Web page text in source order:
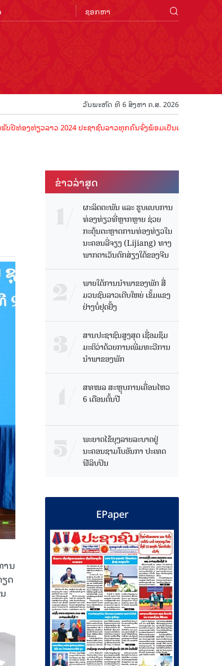
ວັນພະຫັດ ທີ 6 ສິງຫາ ຄ.ສ. 2026
ຽວລາວ 2024 ປະຊາຊົນລາວທຸກຄົນຈົ່ງພ້ອມເປັນເຈົ້າພາບທີ່ດີ ຕ້ອນຮັບນັ
ານ
ດ
ຂ່າວ​ລ່າ​ສຸດ
ຜະລິດຕະພັນ ແລະ ຮູບແບບການ
ທ່ອງທ່ຽວທີ່ຫຼາກຫຼາຍ ຊ່ວຍ
ກະຕຸ້ນຕະຫຼາດການທ່ອງທ່ຽວໃນ
ນະຄອນລີ່ຈຽງ (Lijiang) ທາງ
ພາກຕາເວັນຕົກສ່ຽງໃຕ້ຂອງຈີນ
ພາຍໃຕ້ການນໍາພາຂອງພັກ ສື່
ມວນຊົນລາວເຕີບໃຫຍ່ ເຂັ້ມແຂງ
ຢ່າງບໍ່ຢຸດຢັ້ງ
ສານປະຊາຊົນສູງສຸດ ເຊື່ອມຊຶມ
ມະຕິວ່າດ້ວຍການເພີ່ມທະວີການ
ນຳພາຂອງພັກ
ສທໜລ ສະຫຼຸບການເຄື່ອນໄຫວ
6 ເດືອນຕົ້ນປີ
ພະຍາດໄຂ້ຍຸງລາຍລະບາດຢູ່
ນະຄອນຊາມໂບ​ອັນກາ ປະເທດ
ຟີລິບປິນ
EPaper